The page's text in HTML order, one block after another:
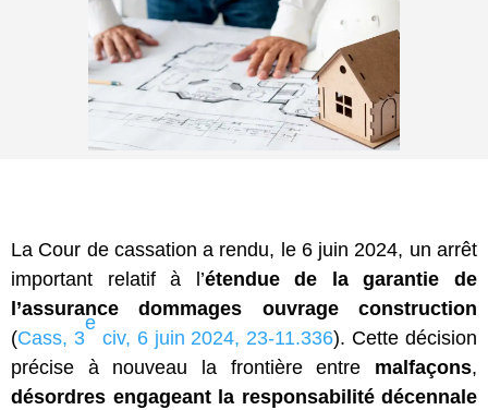
La Cour de cassation a rendu, le 6 juin 2024, un arrêt
important relatif à l’étendue de la garantie de
l’assurance dommages ouvrage construction
(Cass, 3
e
civ, 6 juin 2024, 23-11.336). Cette décision
précise à nouveau la frontière entre malfaçons,
désordres engageant la responsabilité décennale